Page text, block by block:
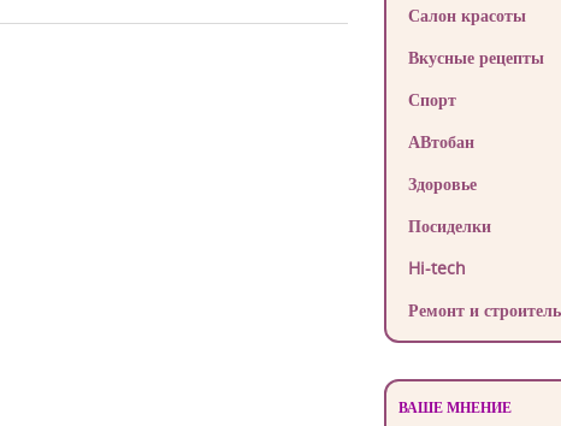
Салон красоты
Вкусные рецепты
Спорт
АВтобан
Здоровье
Посиделки
Hi-tech
Ремонт и
ВАШЕ МНЕНИЕ